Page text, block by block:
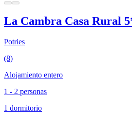
La Cambra Casa Rural
Potries
(8)
Alojamiento entero
1 - 2 personas
1 dormitorio